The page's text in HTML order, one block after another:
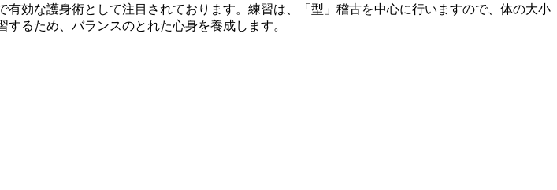
効な護身術として注目されております。練習は、「型」稽古を中心に行いますので、体の大小
るため、バランスのとれた心身を養成します。